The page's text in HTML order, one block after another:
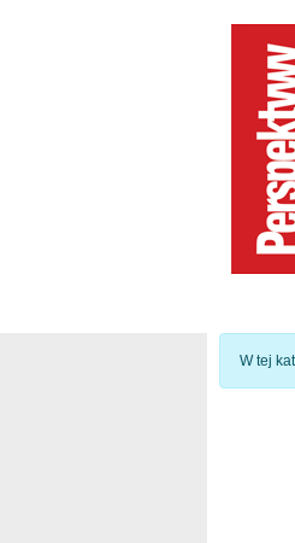
W tej